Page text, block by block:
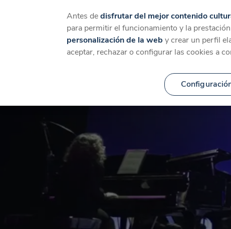
Catálogo Temáticas
Antes dedisfrutar del mejor contenido
para permitir el funcionamiento y la
personalización de la web y crear un perfil
aceptar, rechazar o configurar las cookies a